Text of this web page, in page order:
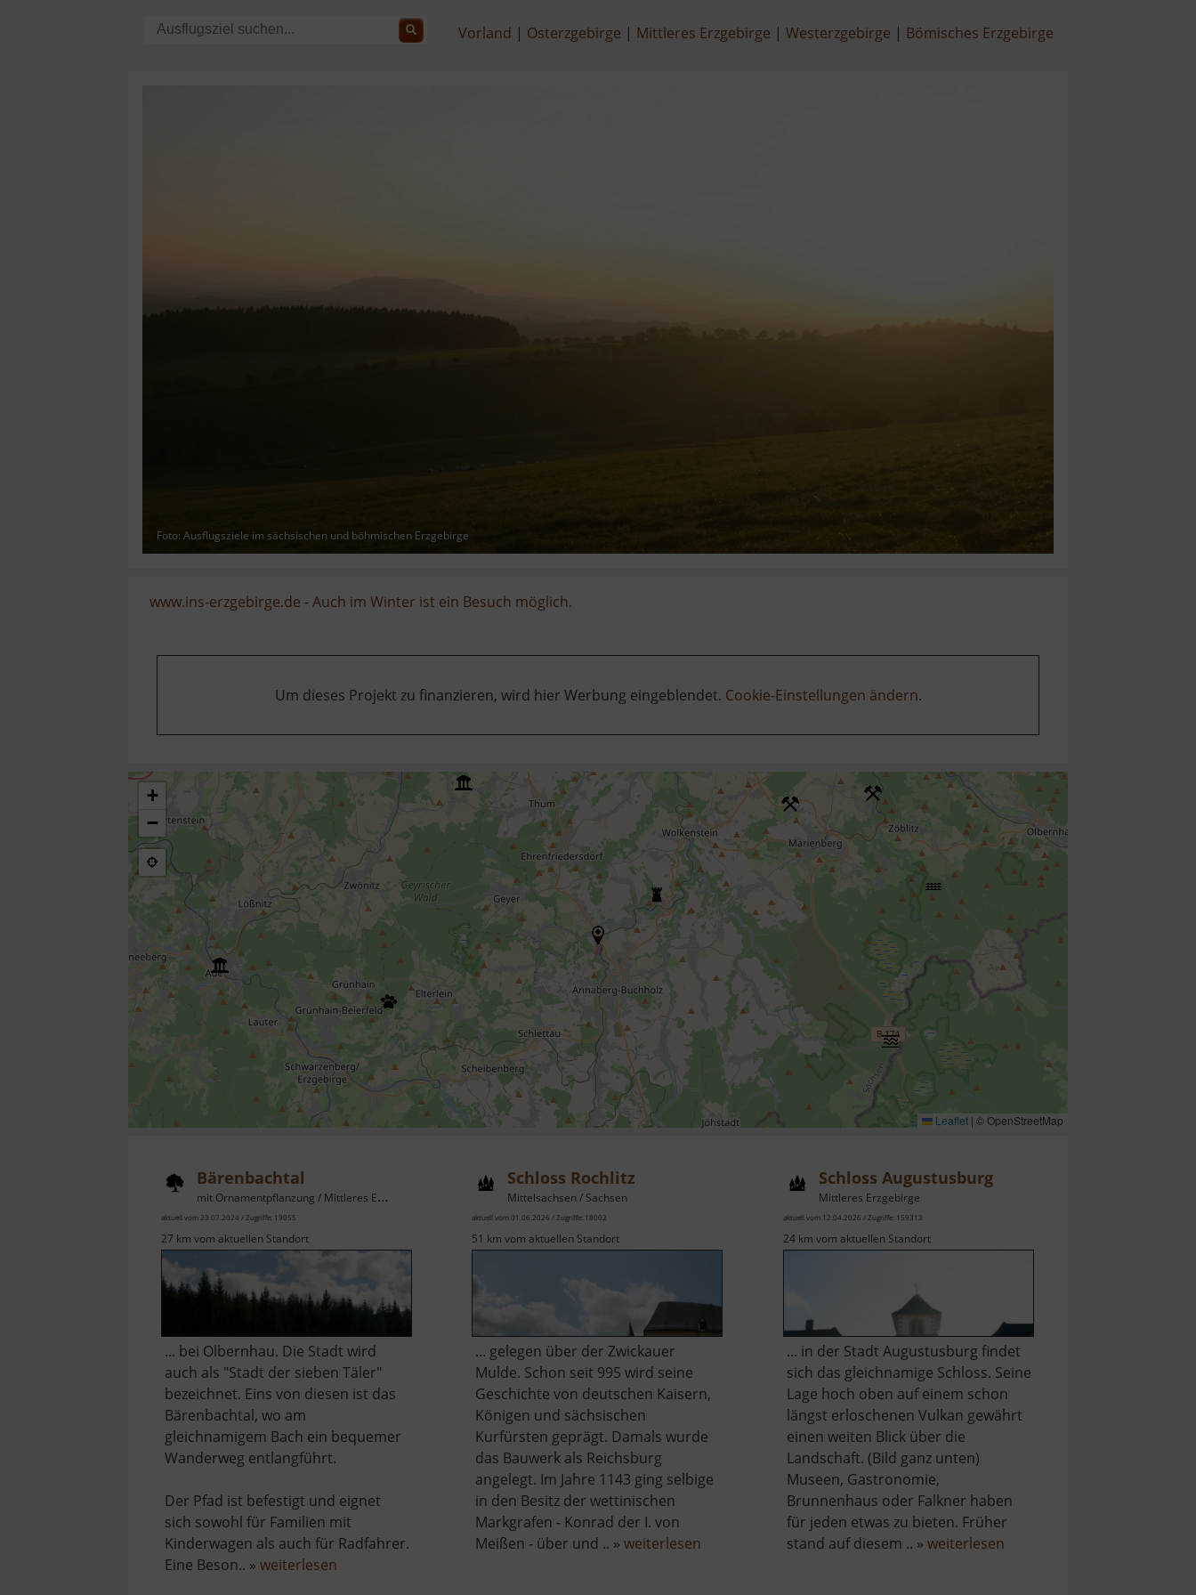
Vorland Osterzgebirge Mittleres Erzgebirge Westerzgebirge Bömisches Erzgebirge
Foto: Ausflugsziele im sächsischen und böhmischen Erzgebirge
www.ins-erzgebirge.de -Auch im Winter ist ein Besuch möglich.
Um dieses Projekt zu finanzieren, wird hier Werbung eingeblendet. Cookie-Einstellungen ändern.
+
−
Leaflet | © OpenStreetMap
Bärenbachtal
mit Ornamentpflanzung / Mittleres Erzgebirge
aktuell vom 23.07.2024 / Zugriffe: 19055
27 km vom aktuellen Standort
... bei Olbernhau. Die Stadt wird
auch als "Stadt der sieben Täler"
bezeichnet. Eins von diesen ist das
Bärenbachtal, wo am
gleichnamigem Bach ein bequemer
Wanderweg entlangführt.
Der Pfad ist befestigt und eignet
sich sowohl für Familien mit
Kinderwagen als auch für Radfahrer.
Eine Beson.. » weiterlesen
Schloss Rochlitz
Mittelsachsen / Sachsen
aktuell vom 01.06.2026 / Zugriffe: 18002
51 km vom aktuellen Standort
... gelegen über der Zwickauer
Mulde. Schon seit 995 wird seine
Geschichte von deutschen Kaisern,
Königen und sächsischen
Kurfürsten geprägt. Damals wurde
das Bauwerk als Reichsburg
angelegt. Im Jahre 1143 ging selbige
in den Besitz der wettinischen
Markgrafen - Konrad der I. von
Meißen - über und .. »weiterlesen
Schloss Augustusburg
Mittleres Erzgebirge
aktuell vom 12.04.2026 / Zugriffe: 159313
24 km vom aktuellen Standort
... in der Stadt Augustusburg findet
sich das gleichnamige Schloss. Seine
Lage hoch oben auf einem schon
längst erloschenen Vulkan gewährt
einen weiten Blick über die
Landschaft. (Bild ganz unten)
Museen, Gastronomie,
Brunnenhaus oder Falkner haben
für jeden etwas zu bieten. Früher
stand auf diesem .. » weiterlesenüber